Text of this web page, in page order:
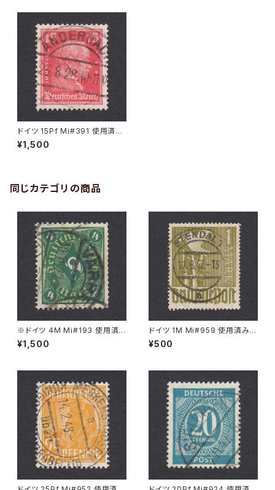
ドイツ 15Pf Mi#391 使用済み
切手｜ANDERNACH 23.8.19
28
¥1,500
同じカテゴリの商品
※ドイツ 4M Mi#193 使用済
み切手｜VARREL 30.11.1922
¥1,500
ドイツ 1M Mi#959 使用済み切
手｜STENDAL 11.8.1947
¥500